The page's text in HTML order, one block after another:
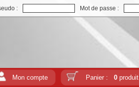
: Mot de passe :
Mon compte Panier : 0produit